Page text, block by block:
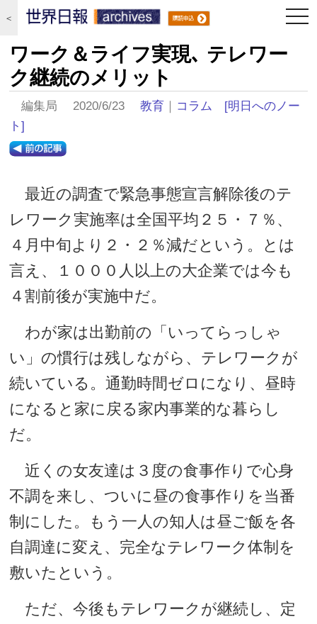
＜
ワーク＆ライフ実現､ テレワー
ク継続のメリット
編集局 2020/6/23教育 ｜ コラム
[明日へのノー
ト]
最近の調査で緊急事態宣言解除後のテ
レワーク実施率は全国平均２５・７％、
４月中旬より２・２％減だという。とは
言え、１０００人以上の大企業では今も
４割前後が実施中だ。
わが家は出勤前の「いってらっしゃ
い」の慣行は残しながら、テレワークが
続いている。通勤時間ゼロになり、昼時
になると家に戻る家内事業的な暮らし
だ。
近くの女友達は３度の食事作りで心身
不調を来し、ついに昼の食事作りを当番
制にした。もう一人の知人は昼ご飯を各
自調達に変え、完全なテレワーク体制を
敷いたという。
ただ、今後もテレワークが継続し、定